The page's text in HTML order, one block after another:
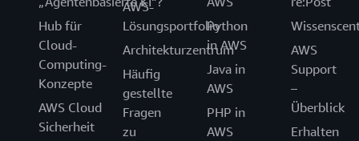
Hub für
Cloud-
Computing-
Konzepte
AWS Cloud
Sicherheit
AWS-
Lösungsportfolio
Architekturzentrum
Häufig
gestellte
Fragen
zu
Python
in AWS
Java in
AWS
PHP in
AWS
AWS
Support
–
Überblick
Erhalten